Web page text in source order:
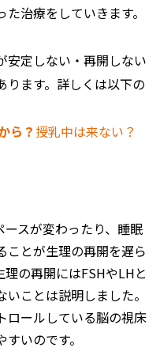
治療をしていきます。
安定しない・再開しない
ります。詳しくは以下の
ら？授乳中は来ない？
スが変わったり、睡眠
ことが生理の再開を遅ら
の再開にはFSHやLHと
ことは説明しました。
ロールしている脳の視床
いのです。